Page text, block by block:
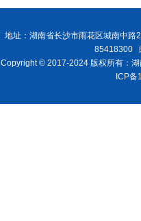
地址：湖南省长沙市雨花区城南中
85418300
Copyright © 2017-2024 版权所有：
ICP